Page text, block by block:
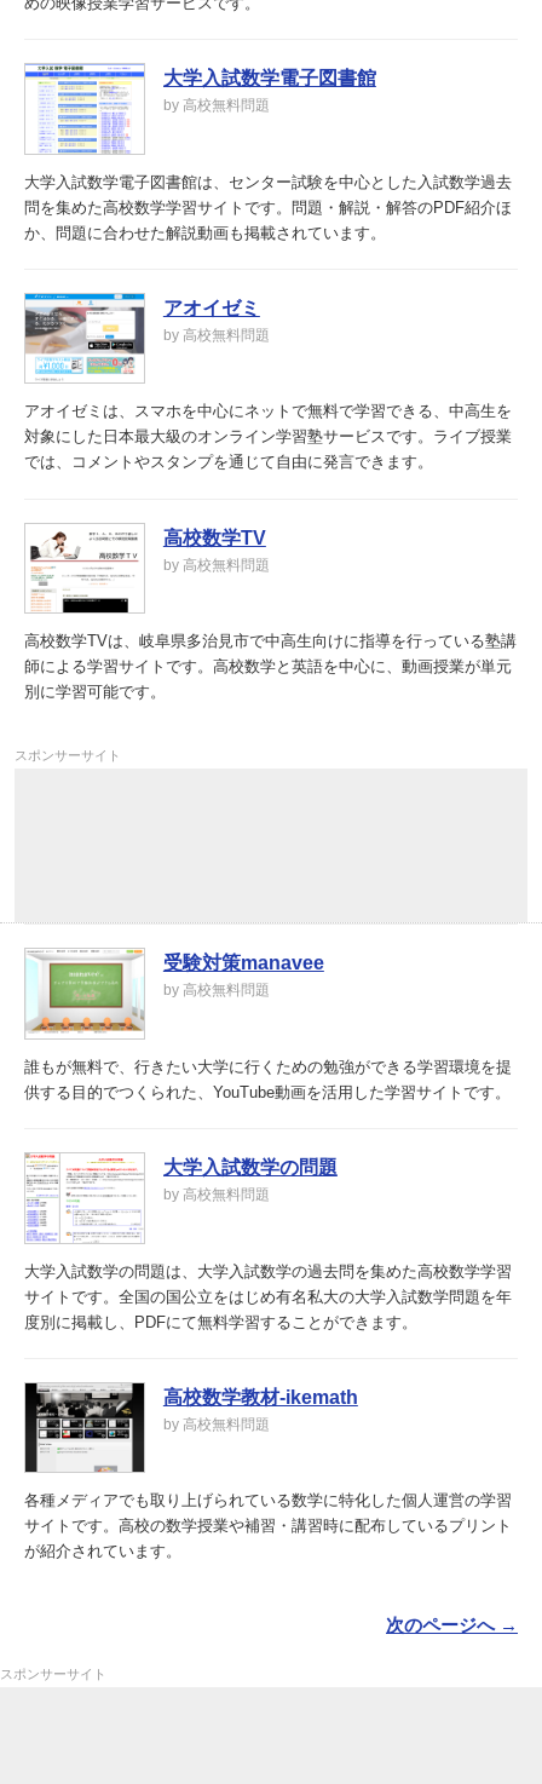
大学入試数学電子図書館
by 高校無料問題
大学入試数学電子図書館は、センター試験を中心とした入試数学過去
問を集めた高校数学学習サイトです。問題・解説・解答のPDF紹介ほ
か、問題に合わせた解説動画も掲載されています。
アオイゼミ
by 高校無料問題
アオイゼミは、スマホを中心にネットで無料で学習できる、中高生を
対象にした日本最大級のオンライン学習塾サービスです。ライブ授業
では、コメントやスタンプを通じて自由に発言できます。
高校数学TV
by 高校無料問題
高校数学TVは、岐阜県多治見市で中高生向けに指導を行っている塾講
師による学習サイトです。高校数学と英語を中心に、動画授業が単元
別に学習可能です。
スポンサーサイト
受験対策manavee
by 高校無料問題
誰もが無料で、行きたい大学に行くための勉強ができる学習環境を提
供する目的でつくられた、YouTube動画を活用した学習サイトです。
大学入試数学の問題
by 高校無料問題
大学入試数学の問題は、大学入試数学の過去問を集めた高校数学学習
サイトです。全国の国公立をはじめ有名私大の大学入試数学問題を年
度別に掲載し、PDFにて無料学習することができます。
高校数学教材-ikemath
by 高校無料問題
各種メディアでも取り上げられている数学に特化した個人運営の学習
サイトです。高校の数学授業や補習・講習時に配布しているプリント
が紹介されています。
次のページへ →
スポンサーサイト